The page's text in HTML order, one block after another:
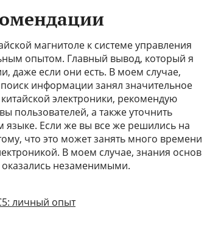
магнитоле к системе управления
опытом. Главный вывод, который я
даже если они есть. В моем случае,
информации занял значительное
электроники, рекомендую
пользователей, а также уточнить
Если же вы все же решились на
что это может занять много времени
В моем случае, знания основ
оказались незаменимыми.
личный опыт